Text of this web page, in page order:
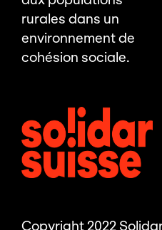
rurales dans un
environnement de
cohésion sociale.
Copyright 2022